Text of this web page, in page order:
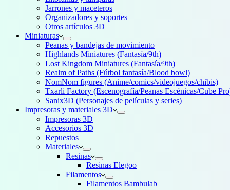
Jarrones y maceteros
Organizadores y soportes
Otros artículos 3D
Miniaturas
Peanas y bandejas de movimiento
Highlands Miniatures (Fantasía/9th)
Lost Kingdom Miniatures (Fantasía/9th)
Realm of Paths (Fútbol fantasía/Blood bowl)
NomNom figures (Anime/comics/videojuegos/chibis)
Txarli Factory (Escenografía/Peanas Escénicas/Cube
Sanix3D (Personajes de películas y series)
Impresoras y materiales 3D
Impresoras 3D
Accesorios 3D
Repuestos
Materiales
Resinas
Resinas Elegoo
Filamentos
Filamentos Bambulab